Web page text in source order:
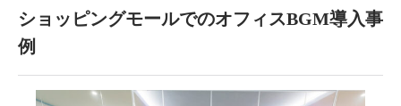
ショッピングモールでのオフィスBGM導入事
例